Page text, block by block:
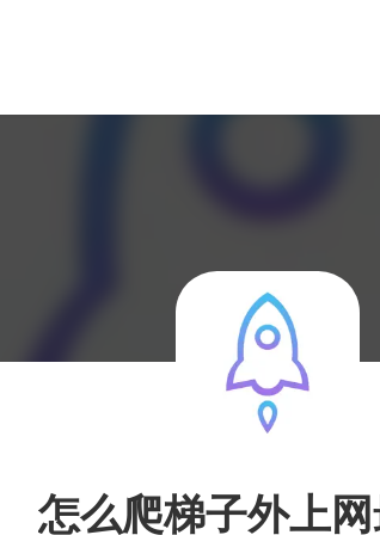
怎么爬梯子外上